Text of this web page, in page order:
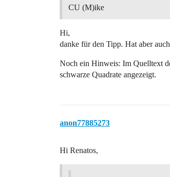
CU (M)ike
Hi,
danke für den Tipp. Hat aber
Noch ein Hinweis: Im Quelltext
schwarze Quadrate angezeigt.
anon77885273
Hi Renatos,